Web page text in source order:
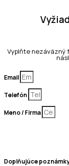
Vyplňte nezáväzný
Email
Telefón
Meno / Firma
Doplňujúce